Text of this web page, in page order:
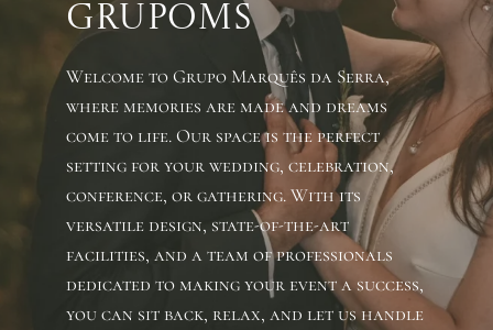
GRUPOMS
Welcome to Grupo Marquês da Serra,
where memories are made and dreams
come to life. Our space is the perfect
setting for your wedding, celebration,
conference, or gathering. With its
versatile design, state-of-the-art
facilities, and a team of professionals
dedicated to making your event a success,
you can sit back, relax, and let us handle